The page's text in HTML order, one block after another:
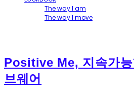
The way I am
The way I move
Positive Me, 지속가능
브웨어